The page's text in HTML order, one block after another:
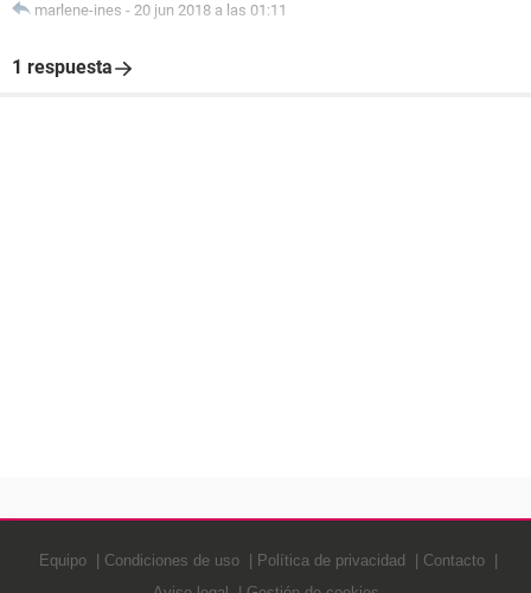
marlene-ines - 20 jun 2018 a las 01:11
1 respuesta
Equipo Condiciones de uso Política de privacidad
Contacto